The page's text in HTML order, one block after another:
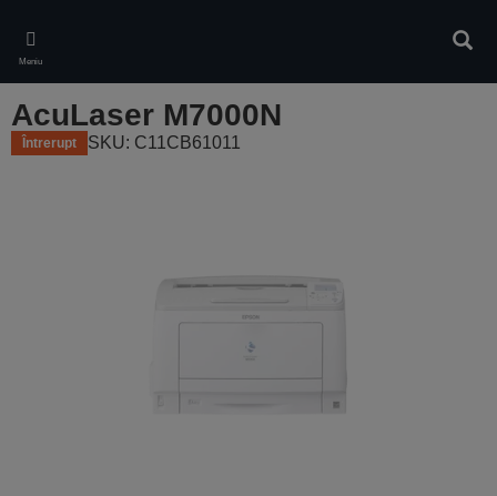
main
content
Meniu
AcuLaser M7000N
Întrerupt SKU: C11CB61011